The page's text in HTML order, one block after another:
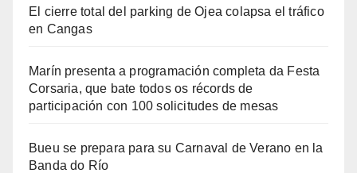
El cierre total del parking de Ojea colapsa el tráfico
en Cangas
Marín presenta a programación completa da Festa
Corsaria, que bate todos os récords de
participación con 100 solicitudes de mesas
Bueu se prepara para su Carnaval de Verano en la
Banda do Río